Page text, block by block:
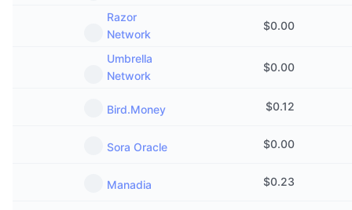
Razor
Network
$0.00
Umbrella
Network
$0.00
Bird.Money $0.12
Sora Oracle $0.00
Manadia $0.23